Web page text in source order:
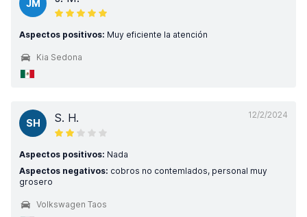
JM
Aspectos positivos: Muy eficiente la atención
Kia Sedona
12/2/2024
SH S. H.
Aspectos positivos: Nada
Aspectos negativos: cobros no contemlados, personal muy
grosero
Volkswagen Taos